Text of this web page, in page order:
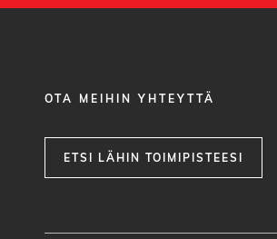
OTA MEIHIN YHTEYTTÄ
ETSI LÄHIN TOIMIPISTEESI